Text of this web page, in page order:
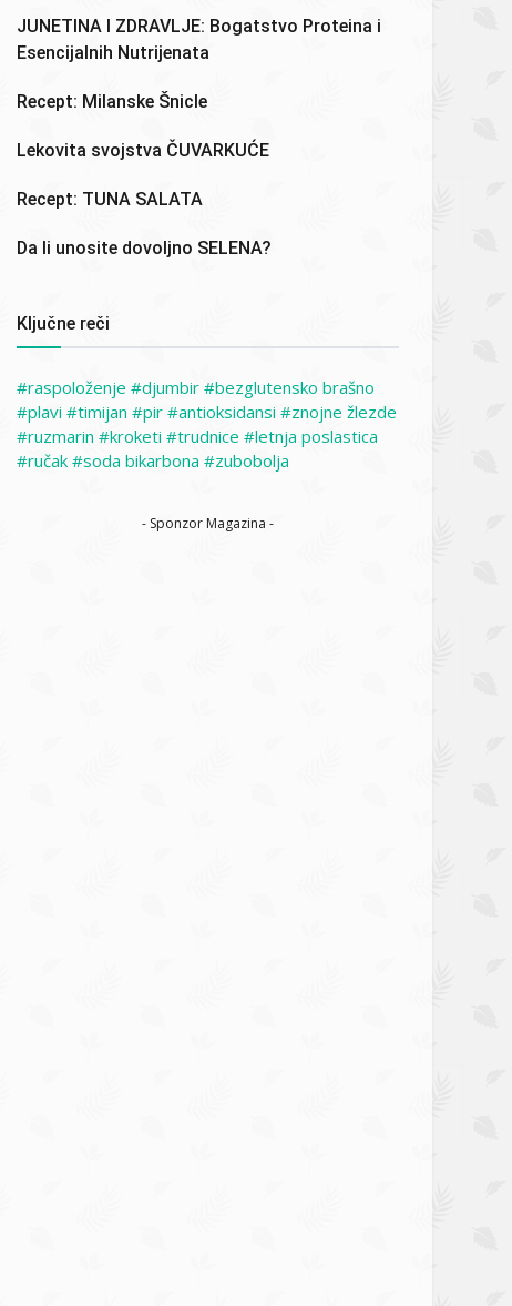
JUNETINA I ZDRAVLJE: Bogatstvo Proteina i
Esencijalnih Nutrijenata
Recept: Milanske Šnicle
Lekovita svojstva ČUVARKUĆE
Recept: TUNA SALATA
Da li unosite dovoljno SELENA?
Ključne reči
raspoloženje djumbir
bezglutensko brašno
plavi
timijan pir antioksidansi
znojne žlezde
ruzmarin
kroketi trudnice
letnja poslastica
ručak
soda bikarbona zubobolja
- Sponzor Magazina -